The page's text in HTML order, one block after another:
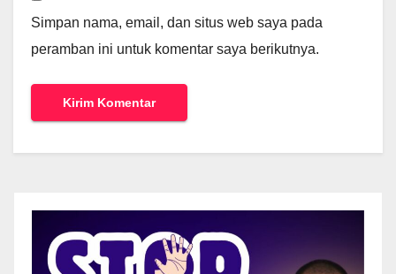
Simpan nama, email, dan situs web saya pada
peramban ini untuk komentar saya berikutnya.